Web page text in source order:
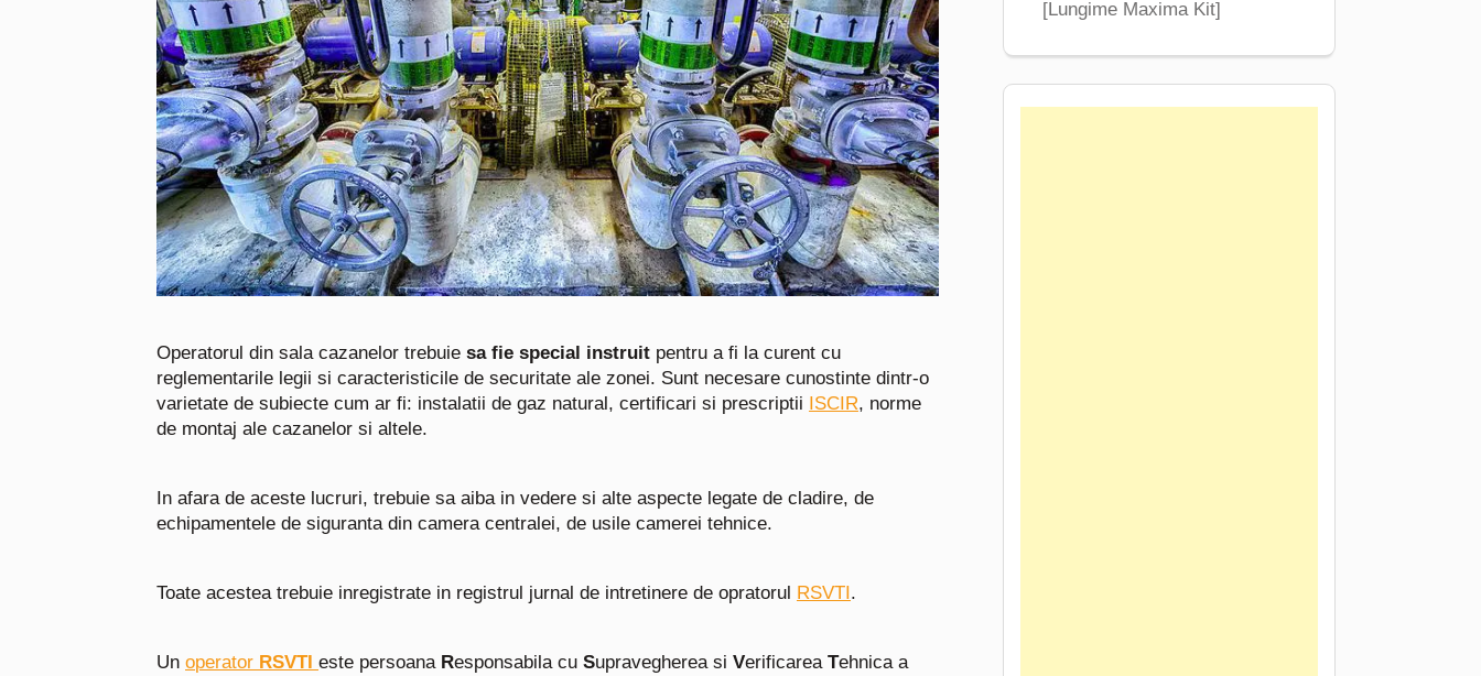
Operatorul din sala cazanelor trebuie sa fie special instruit pentru a fi la curent cu
reglementarile legii si caracteristicile de securitate ale zonei. Sunt necesare cunostinte dintr-o
varietate de subiecte cum ar fi: instalatii de gaz natural, certificari si prescriptii
ISCIR, norme
de montaj ale cazanelor si altele.
In afara de aceste lucruri, trebuie sa aiba in vedere si alte aspecte legate de cladire, de
echipamentele de siguranta din camera centralei, de usile camerei tehnice.
Toate acestea trebuie inregistrate in registrul jurnal de intretinere de opratorul RSVTI .
Un operator RSVTI este persoana Responsabila cu Supravegherea si Verificarea Tehnica a
[Lungime Maxima Kit]